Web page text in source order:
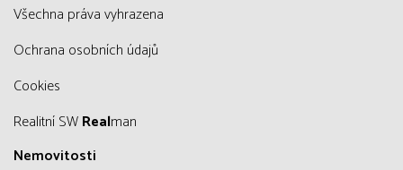
všechna práva vyhrazena
Ochrana osobních údajů
Cookies
Realitní SWRealman
Nemovitosti